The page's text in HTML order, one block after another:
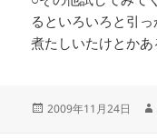
るといろいろと引
煮たしいたけとかあ
投
2009年11月24日